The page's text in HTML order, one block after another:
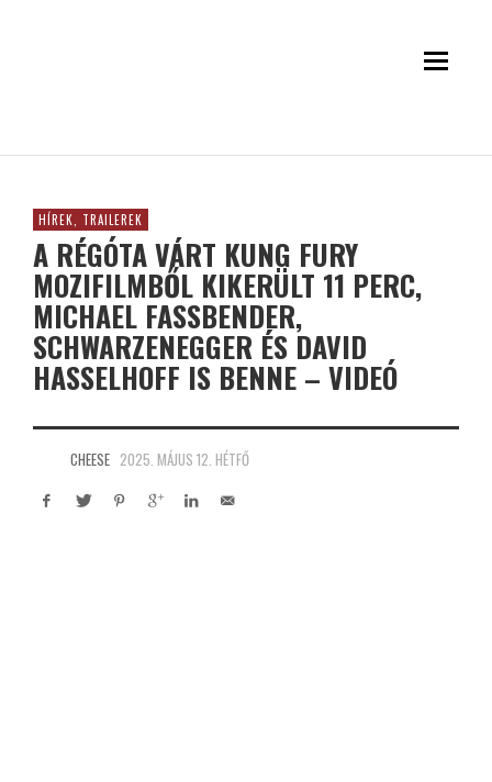
HÍREK, TRAILEREK
A RÉGÓTA VÁRT KUNG FURY
MOZIFILMBŐL KIKERÜLT 11 PERC,
MICHAEL FASSBENDER,
SCHWARZENEGGER ÉS DAVID
HASSELHOFF IS BENNE – VIDEÓ
CHEESE 2025. MÁJUS 12. HÉTFŐ